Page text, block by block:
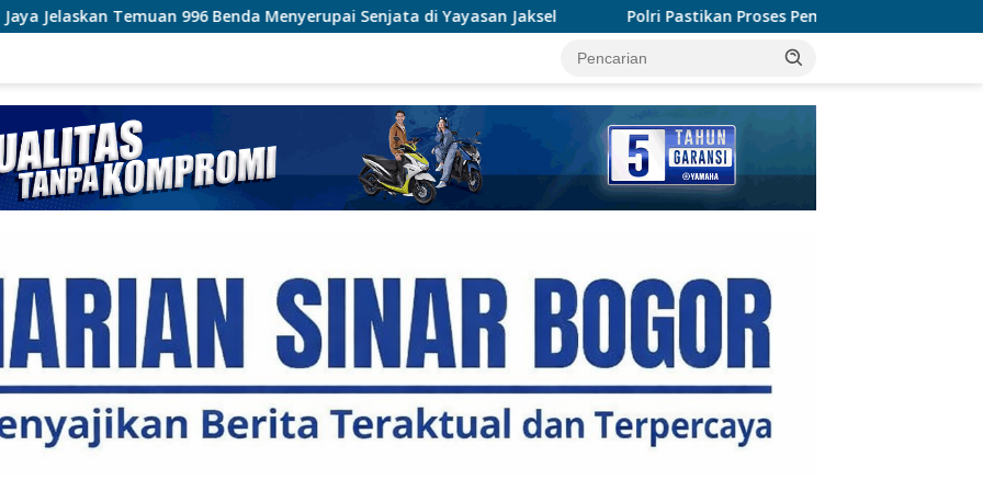
Menyerupai Senjata di Yayasan Jaksel Polri Pastikan Proses Pemeriksaan Personel di Aceh Dilaksanakan Secara